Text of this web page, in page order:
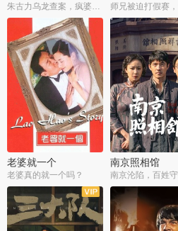
朱古力乌龙查案，疯婆子神助攻
老婆就一个
老婆真的就一个吗？
南京照相馆